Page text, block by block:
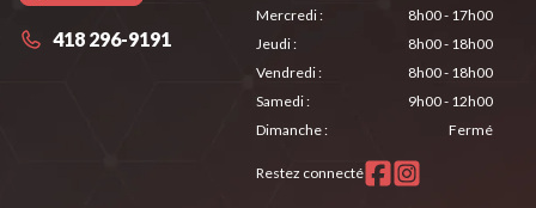
418 296-9191
Mercredi:
8h00 - 17h00
Jeudi:
8h00 - 18h00
Vendredi:
8h00 - 18h00
Samedi:
9h00 - 12h00
Dimanche: Fermé
Restez connecté